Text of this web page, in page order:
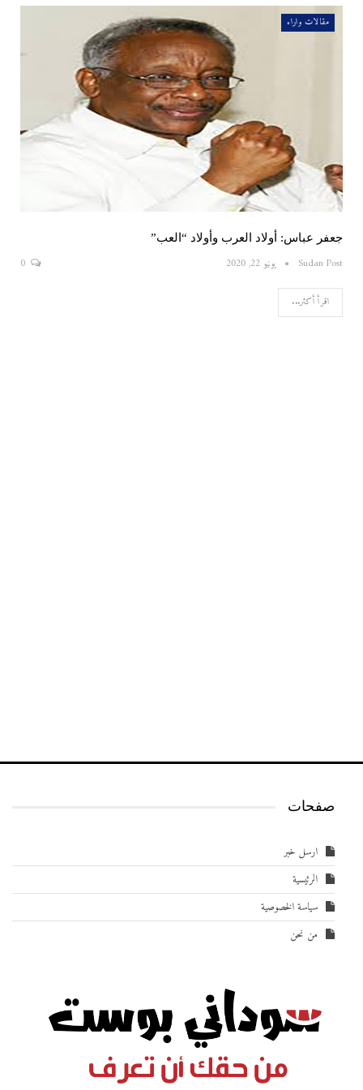
مقالات واراء
جعفر عباس: أولاد العرب وأولاد “العب”
Sudan Post يونيو 22, 2020
اقرأ أكثر...
صفحات
ارسل خبر
الرئيسية
سياسة الخصوصية
من نحن